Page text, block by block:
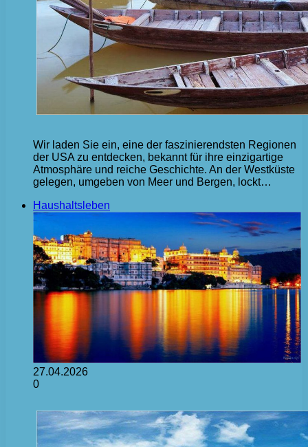
Wir laden Sie ein, eine der faszinierendsten Regionen
der USA zu entdecken, bekannt für ihre einzigartige
Atmosphäre und reiche Geschichte. An der Westküste
gelegen, umgeben von Meer und Bergen, lockt…
Haushaltsleben
27.04.2026
0